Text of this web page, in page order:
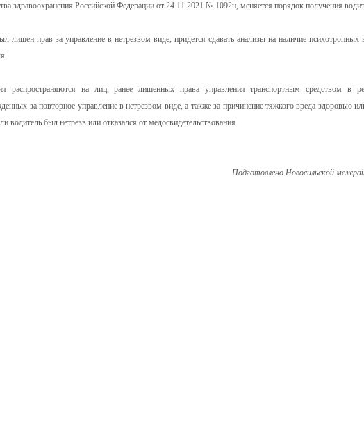
здравоохранения Российской Федерации от 24.11.2021 № 1092н, меняется порядок получения
лишен прав за управление в нетрезвом виде, придется сдавать анализы на наличие психотропных
распространяются на лиц, ранее лишенных права управления транспортным средством в
за повторное управление в нетрезвом виде, а также за причинение тяжкого вреда здоровью
водитель был нетрезв или отказался от медосвидетельствования.
Подготовлено Новосильской